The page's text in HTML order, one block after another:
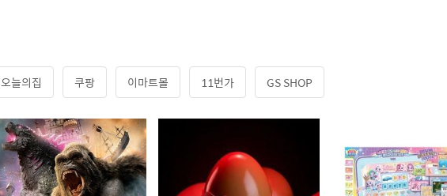
오늘의집 쿠팡 이마트몰 11번가 GS SHOP